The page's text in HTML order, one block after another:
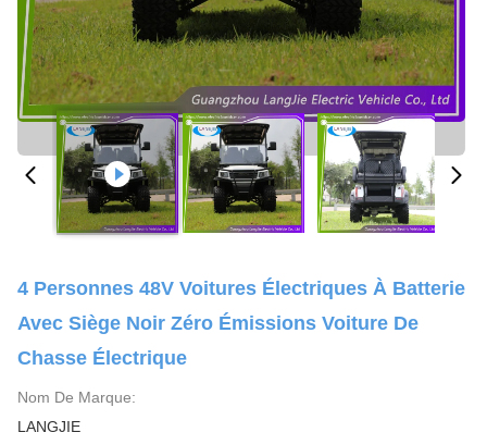
4 Personnes 48V Voitures Électriques À Batterie
Avec Siège Noir Zéro Émissions Voiture De
Chasse Électrique
Nom De Marque:
LANGJIE